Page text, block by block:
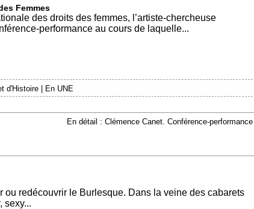
Femmes
des droits des femmes, l’artiste-chercheuse
performance au cours de laquelle...
d'Histoire | En UNE
En détail : Clémence Canet. Conférence-performance
ou redécouvrir le Burlesque. Dans la veine des cabarets
sexy...